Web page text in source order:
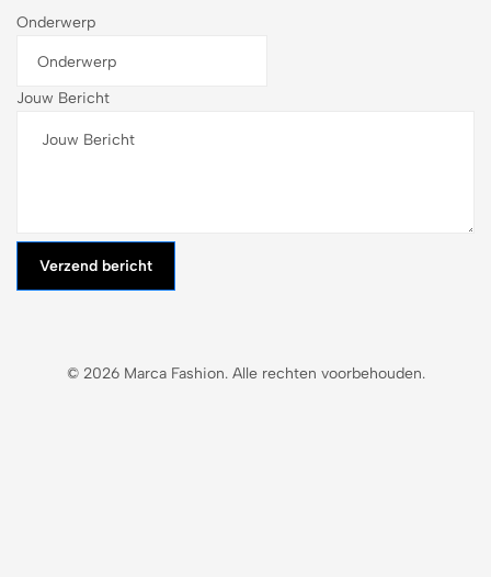
Onderwerp
Jouw Bericht
Verzend bericht
© 2026 Marca Fashion. Alle rechten voorbehouden.